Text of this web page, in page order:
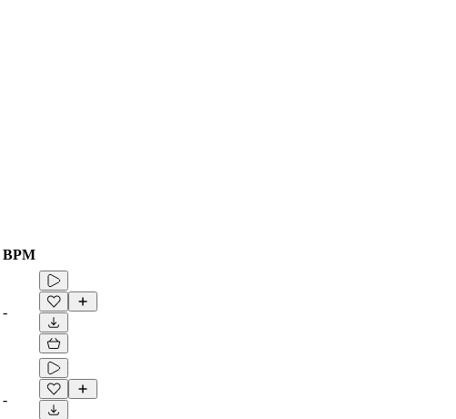
BPM
-
-